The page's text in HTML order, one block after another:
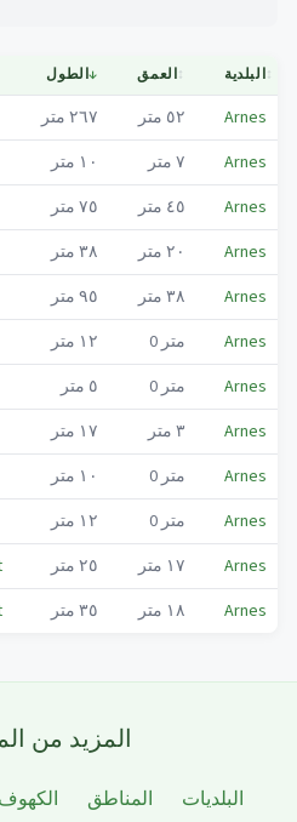
الطول↓ العمق↕ البلدية↕
٢٦٧ متر ٥٢ متر
Arnes
١٠ متر ٧ متر
Arnes
٧٥ متر ٤٥ متر
Arnes
٣٨ متر ٢٠ متر
Arnes
٩٥ متر ٣٨ متر
Arnes
١٢ متر 0 متر
Arnes
٥ متر 0 متر
Arnes
١٧ متر ٣ متر
Arnes
١٠ متر 0 متر
Arnes
١٢ متر 0 متر
Arnes
٢٥ متر ١٧ متر
Arnes
٣٥ متر ١٨ متر Arnes
المزيد من
الكهوف المناطق البلديات